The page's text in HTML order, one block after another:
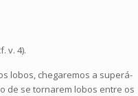
v. 4).
lobos, chegaremos a superá-
de se tornarem lobos entre os